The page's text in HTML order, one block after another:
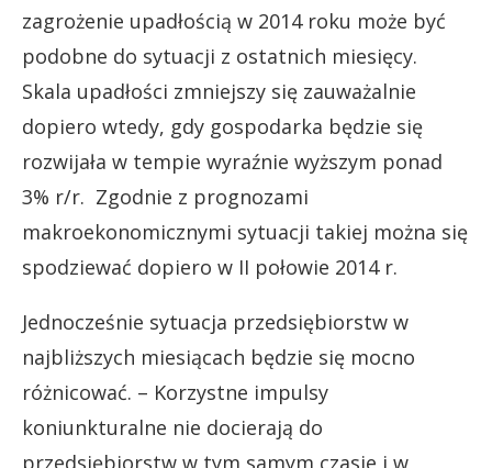
zagrożenie upadłością w 2014 roku może być
podobne do sytuacji z ostatnich miesięcy.
Skala upadłości zmniejszy się zauważalnie
dopiero wtedy, gdy gospodarka będzie się
rozwijała w tempie wyraźnie wyższym ponad
3% r/r. Zgodnie z prognozami
makroekonomicznymi sytuacji takiej można się
spodziewać dopiero w II połowie 2014 r.
Jednocześnie sytuacja przedsiębiorstw w
najbliższych miesiącach będzie się mocno
różnicować. – Korzystne impulsy
koniunkturalne nie docierają do
przedsiębiorstw w tym samym czasie i w